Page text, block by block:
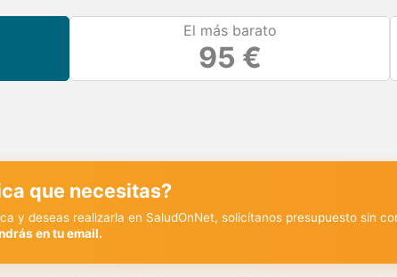
El más barato
95 €
que necesitas?
y deseas realizarla en SaludOnNet, solicítanos presupuesto sin
en tu email.